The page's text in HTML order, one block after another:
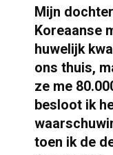
Mijn
Koreaanse
huwelijk
ons thuis,
ze me
besloot ik
toen ik de